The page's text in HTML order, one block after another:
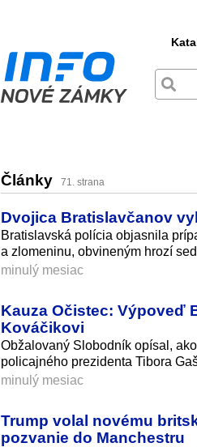
Články 71. strana
Dvojica Bratislavčanov
Bratislavská polícia objasnila
a zlomeninu, obvineným hrozí
minulý mesiac
Kauza Očistec: Výpoveď
Kováčikovi
Obžalovaný Slobodník opísal,
policajného prezidenta Tibora
minulý mesiac
Trump volal novému
pozvanie do Manchestru